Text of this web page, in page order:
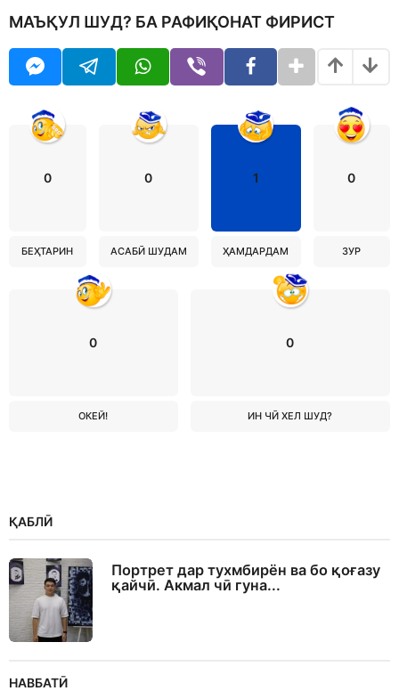
МАЪҚУЛ ШУД? БА РАФИҚОНАТ ФИРИСТ
0
БЕҲТАРИН
0
АСАБӢ ШУДАМ
1
ҲАМДАРДАМ
0
ЗУР
0
ОКЕЙ!
0
ИН ЧӢ ХЕЛ ШУД?
ҚАБЛӢ
Портрет дар тухмбирён ва бо қоғазу
қайчӣ. Акмал чӣ гуна...
НАВБАТӢ